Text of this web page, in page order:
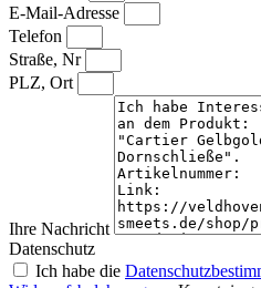
E-Mail-Adresse
Telefon
Straße, Nr
PLZ, Ort
Ihre Nachricht
Datenschutz
Ich habe die